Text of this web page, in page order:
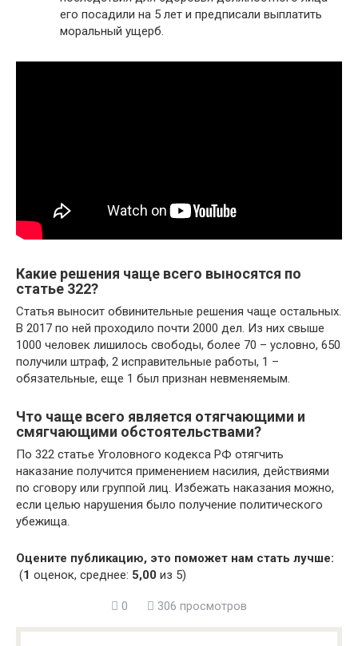
его посадили на 5 лет и предписали выплатить
моральный ущерб.
Какие решения чаще всего выносятся по
статье 322?
Статья выносит обвинительные решения чаще остальных.
В 2017 по ней проходило почти 2000 дел. Из них свыше
1000 человек лишилось свободы, более 70 – условно, 650
получили штраф, 2 исправительные работы, 1 –
обязательные, еще 1 был признан невменяемым.
Что чаще всего является отягчающими и
смягчающими обстоятельствами?
По 322 статье Уголовного кодекса РФ отягчить
наказание получится применением насилия, действиями
по сговору или группой лиц. Избежать наказания можно,
если целью нарушения было получение политического
убежища.
Оцените публикацию, это поможет нам стать лучше:
(1 оценок, среднее: 5,00 из 5)
0 306 просмотров